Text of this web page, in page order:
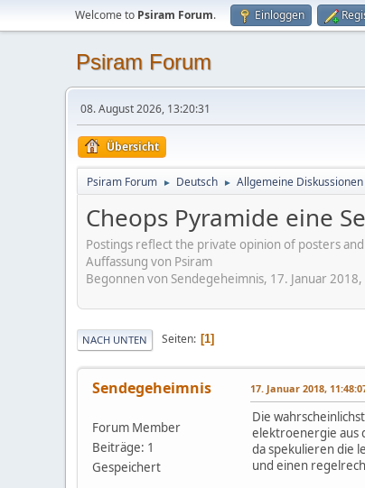
Welcome to Psiram Forum. Einloggen
Psiram Forum
08. August 2026, 13:20:31
Übersicht
Psiram Forum ► Deutsch ► Allgemeine Diskussionen
Cheops Pyramide eine
Postings reflect the private opinion of posters
Auffassung von Psiram
Begonnen von Sendegeheimnis, 17. Januar
NACH UNTEN Seiten 1
Sendegeheimnis
Forum Member
Beiträge: 1
Gespeichert
17. Januar 2018,
Die
elektroenergie aus
da spekulieren die
und einen